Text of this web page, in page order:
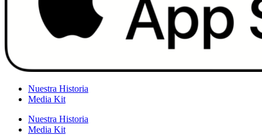
Nuestra Historia
Media Kit
Nuestra Historia
Media Kit